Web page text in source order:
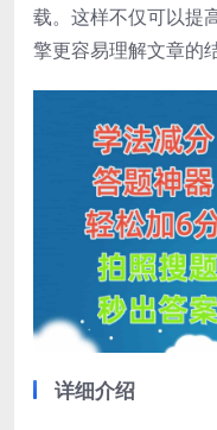
载。这样不仅可以提
擎更容易理解文章的
详细介绍